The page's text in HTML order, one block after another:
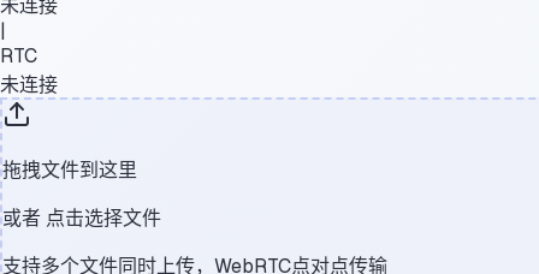
|
RTC
未连接
拖拽文件到这里
或者 点击选择文件
支持多个文件同时上传，WebRTC点对点传输